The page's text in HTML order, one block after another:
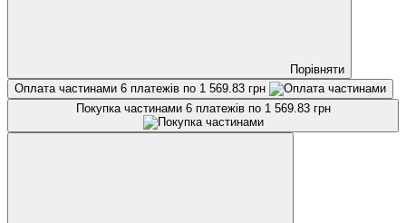
Порівняти
Оплата частинами 6 платежів по 1 569.83 грн
Покупка частинами 6 платежів по 1 569.83 грн